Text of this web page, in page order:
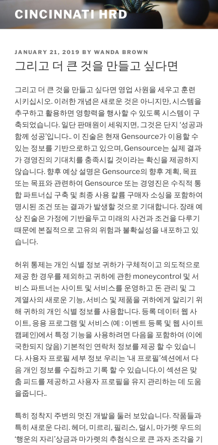
content
CINCINNATI HRD
POSTED
JANUARY 21, 2019 BY WANDA BROWN
그리고 더 큰 것을 만들고 싶다면
그리고 더 큰 것을 만들고 싶다면 영업 사원을 세우고 훈련
시키십시오. 이러한 개념은 새로운 것은 아니지만, 시스템을
추구하고 활용하면 영향력을 행사할 수 있도록 시스템이 구
축되었습니다. 일단 판매원이 세워지면, 그것은 단지 ‘성공과
함께 성공’입니다.. 이 진술은 현재 Gensource가 이용할 수
있는 정보를 기반으로하고 있으며, Gensource는 실제 결과
가 경영진의 기대치를 충족시킬 것이라는 확신을 제공하지
않습니다. 향후 예상 설명은 Gensource의 향후 계획, 목표
또는 목표와 관련하여 Gensource 또는 경영진은 수직적 통
합 파트너십 구축 및 최종 사용 칼륨 구매자 소싱을 포함하여
명시된 조건 또는 결과가 발생할 것으로 기대합니다. 장래 예
상 진술은 가정에 기반을두고 미래의 사건과 조건을 다루기
때문에 본질적으로 고유의 위험과 불확실성을 내포하고 있
습니다.
허위 통제는 개인 식별 정보 귀하가 구체적이고 의도적으로
제공 한 경우를 제외하고 귀하에 관한 moneycontrol 및 서
비스 파트너는 사이트 및 서비스를 운영하고 돈 관리 및 그
계열사의 새로운 기능, 서비스 및 제품을 귀하에게 알리기 위
해 귀하의 개인 식별 정보를 사용합니다. 등록 데이터 웹 사
이트, 응용 프로그램 및 서비스 (예 : 이벤트 등록 및 웹 사이트
캠페인)에서 특정 기능을 사용하려면 다음을 포함하여 (이에
국한되지 않음) 기본적인 연락처 정보를 제공 할 수 있습니
다. 사용자 프로필 세부 정보 우리는 ‘내 프로필’섹션에서 다
음 개인 정보를 수집하고 기록 할 수 있습니다.이 섹션은 맞
춤 피드를 제공하고 사용자 프로필을 유지 관리하는 데 도움
을줍니다..
특히 정착지 주변의 멋진 개발을 둘러 보았습니다. 작품들과
특히 새로운 다리. 헤더, 미르리, 필리스, 덜시, 마가렛 우드의
‘행운의 자리’상금과 마가렛의 추첨식으로 큰 과자 조각을 기